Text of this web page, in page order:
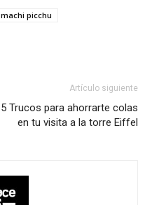
machi picchu
Artículo siguiente
5 Trucos para ahorrarte colas
en tu visita a la torre Eiffel